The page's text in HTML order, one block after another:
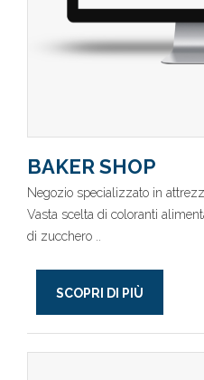
BAKER SHOP
Negozio specializzato in
Vasta scelta di coloranti
di zucchero ..
SCOPRI DI PIÙ